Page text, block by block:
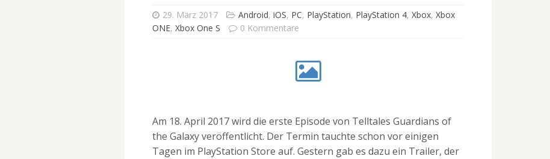
29. März 2017 Android, iOS, PC, PlayStation, PlayStation 4, Xbox, Xbox
ONE, Xbox One S 0 Kommentare
Am 18. April 2017 wird die erste Episode von Telltales Guardians of
the Galaxy veröffentlicht. Der Termin tauchte schon vor einigen
Tagen im PlayStation Store auf. Gestern gab es dazu ein Trailer, der